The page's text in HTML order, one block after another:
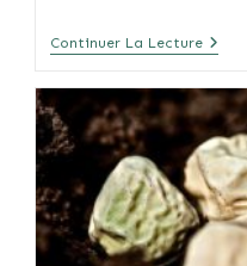
Continuer La LectureSemer
Des
Pois
Pour
Une